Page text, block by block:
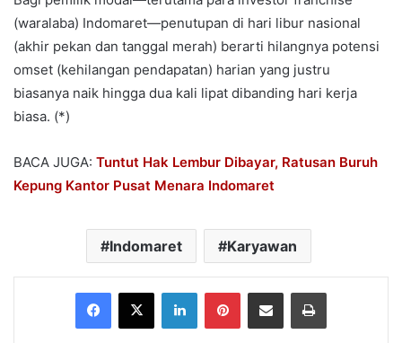
(waralaba) Indomaret—penutupan di hari libur nasional
(akhir pekan dan tanggal merah) berarti hilangnya potensi
omset (kehilangan pendapatan) harian yang justru
biasanya naik hingga dua kali lipat dibanding hari kerja
biasa. (*)
BACA JUGA: Tuntut Hak Lembur Dibayar, Ratusan Buruh
Kepung Kantor Pusat Menara Indomaret
Indomaret Karyawan
Facebook
X LinkedInPinterestShare via Email Print